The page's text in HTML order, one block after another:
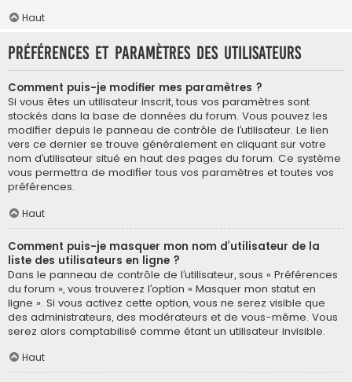
Haut
Préférences et paramètres des utilisateurs
Comment puis-je modifier mes paramètres ?
Si vous êtes un utilisateur inscrit, tous vos paramètres sont
stockés dans la base de données du forum. Vous pouvez les
modifier depuis le panneau de contrôle de l’utilisateur. Le lien
vers ce dernier se trouve généralement en cliquant sur votre
nom d’utilisateur situé en haut des pages du forum. Ce système
vous permettra de modifier tous vos paramètres et toutes vos
préférences.
Haut
Comment puis-je masquer mon nom d’utilisateur de la
liste des utilisateurs en ligne ?
Dans le panneau de contrôle de l’utilisateur, sous « Préférences
du forum », vous trouverez l’option « Masquer mon statut en
ligne ». Si vous activez cette option, vous ne serez visible que
des administrateurs, des modérateurs et de vous-même. Vous
serez alors comptabilisé comme étant un utilisateur invisible.
Haut